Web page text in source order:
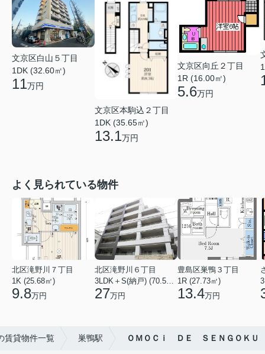
文京区白山５丁目
1DK (32.60㎡)
11万円
文京区本駒込２丁目
1DK (35.65㎡)
13.1万円
文京区向丘２丁目
1R (16.00㎡)
5.6万円
よく見られている物件
北区滝野川７丁目
1K (25.68㎡)
9.8万円
北区滝野川６丁目
27万円
豊島区巣鴨３丁目
1R (27.73㎡)
13.4万円
賃貸物件一覧 巣鴨駅 ＯＭＯＣｉ ＤＥ ＳＥＮＧＯＫＵ